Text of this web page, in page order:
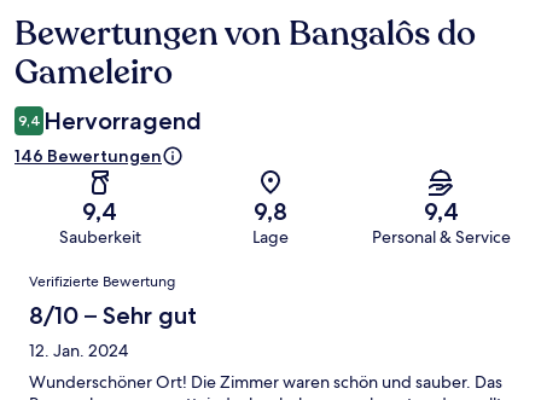
Bewertungen
Bewertungen von Bangalôs do
Gameleiro
9,4 Hervorragend
146 Bewertungen
9,4
Sauberkeit
9,8
Lage
9,4
Personal & Service
Bewertungen
Verifizierte Bewertung
8/10 – Sehr gut
12. Jan. 2024
Wunderschöner Ort! Die Zimmer waren schön und sauber. Das